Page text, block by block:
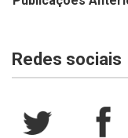
Redes sociais